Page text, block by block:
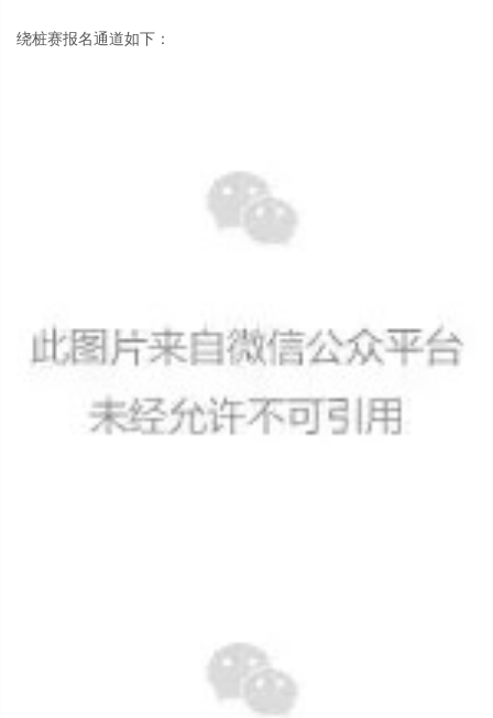
绕桩赛报名通道如下：